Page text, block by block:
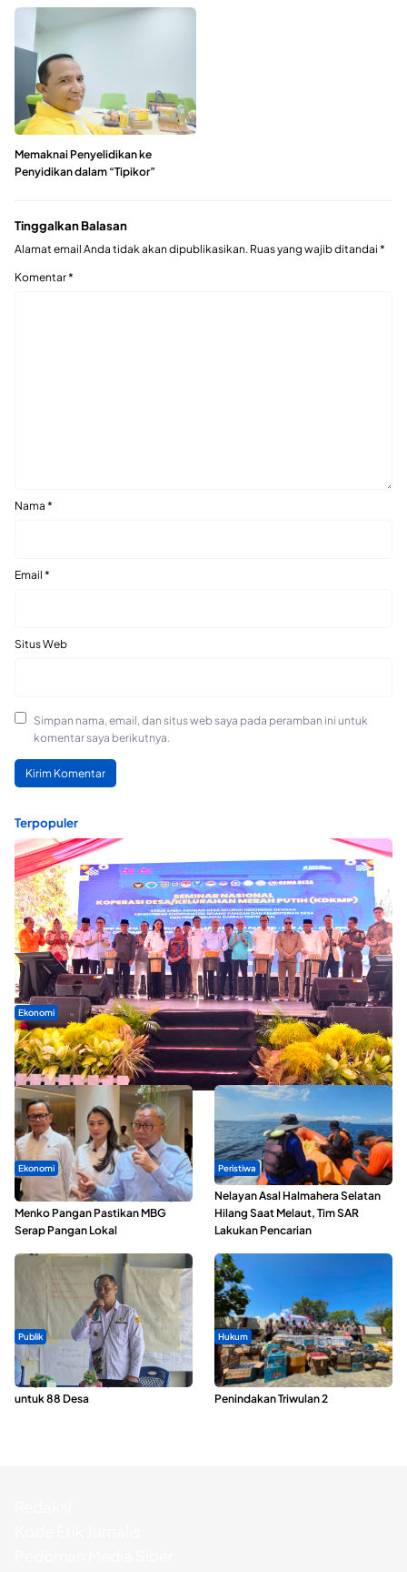
Memaknai Penyelidikan ke
Penyidikan dalam “Tipikor”
Tinggalkan Balasan
Alamat email Anda tidak akan dipublikasikan. Ruas yang wajib ditandai *
Komentar*
Nama *
Email *
Situs Web
Simpan nama, email, dan situs web saya pada peramban ini untuk
komentar saya berikutnya.
Terpopuler
Ekonomi
Seminar di Ternate, Mendes Perkuat Sinergi Percepatan
Kopdes Merah Putih
Ekonomi
SPPG di Maluku Utara Dipercepat,
Menko Pangan Pastikan MBG
Serap Pangan Lokal
Peristiwa
Nelayan Asal Halmahera Selatan
Hilang Saat Melaut, Tim SAR
Lakukan Pencarian
Publik
ABDESI Morotai Apresiasi
Penyaluran ADD Rp3,13 Miliar
untuk 88 Desa
Hukum
Polda Maluku Utara Musnahkan
Ribuan Liter Miras Hasil Operasi
Penindakan Triwulan 2